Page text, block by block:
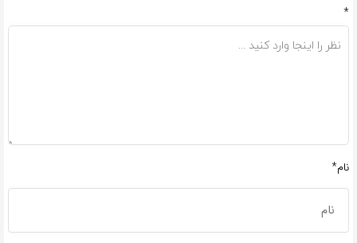
*
نام*